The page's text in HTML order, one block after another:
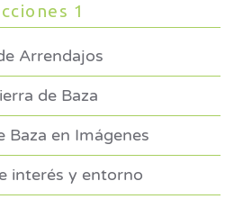
1
Arrendajos
de Baza
Baza en Imágenes
interés y entorno